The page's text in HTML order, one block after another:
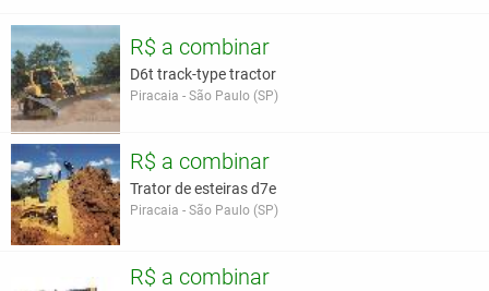
R$ a combinar
D6t track-type tractor
Piracaia - São Paulo (SP)
R$ a combinar
Trator de esteiras d7e
Piracaia - São Paulo (SP)
R$ a combinar